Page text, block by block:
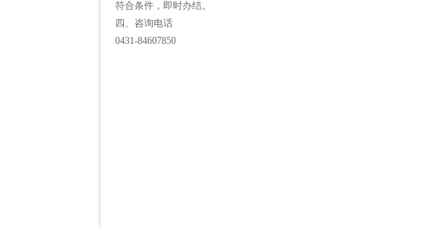
符合条件，即时办结。
四、咨询电话
0431-84607850